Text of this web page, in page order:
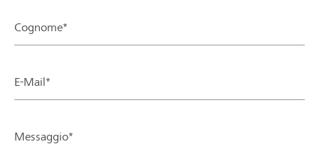
Cognome*
E-Mail*
Messaggio*